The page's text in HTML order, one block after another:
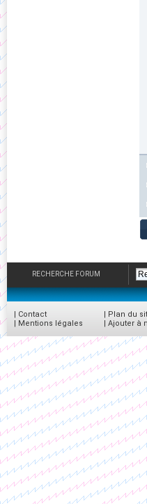
RECHERCHE FORUM
| Contact
| Mentions légales
| Plan du
| Ajouter à